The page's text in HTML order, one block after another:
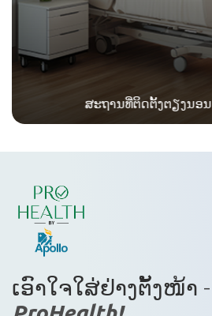
ສະຖານທີ່ຕິດຕັ້ງຕຽງນອນ
ເອົາໃຈໃສ່ຢ່າງຕັ້ງໜ້າ -